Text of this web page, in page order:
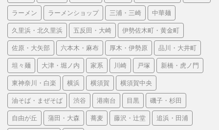
ラーメン ラーメンショップ 三浦・三崎 中華麺
久里浜・北久里浜 五反田・大崎 伊勢佐木町・黄金町
佐原・大矢部 六本木・麻布 厚木・伊勢原 品川・大井町
坦々麺 大津・堀ノ内 家系 川崎 戸塚 新橋・虎ノ門
東神奈川・白楽 横浜 横須賀 横須賀中央
油そば・まぜそば 渋谷 港南台 目黒 磯子・杉田
自由が丘 蒲田・大森 蕎麦 藤沢・辻堂 追浜・田浦